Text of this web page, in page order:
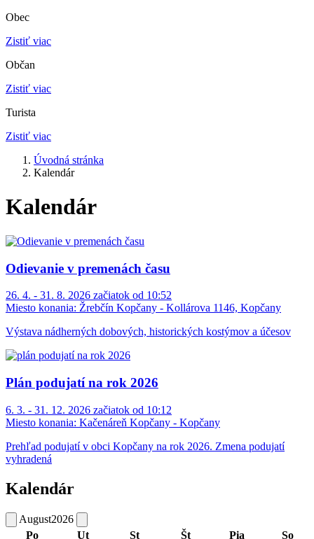
Obec
Zistiť viac
Občan
Zistiť viac
Turista
Zistiť viac
Úvodná stránka
Kalendár
Kalendár
Odievanie v premenách času
26. 4. - 31. 8. 2026 začiatok od 10:52
Miesto konania: Žrebčín Kopčany - Kollárova 1146, Kopčany
Výstava nádherných dobových, historických kostýmov a účesov
Plán podujatí na rok 2026
6. 3. - 31. 12. 2026 začiatok od 10:12
Miesto konania: Kačenáreň Kopčany - Kopčany
Prehľad podujatí v obci Kopčany na rok 2026. Zmena podujatí
vyhradená
Kalendár
August2026
Po
Ut St Št Pia
So